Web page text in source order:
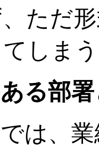
ただ
しま
る部
は、